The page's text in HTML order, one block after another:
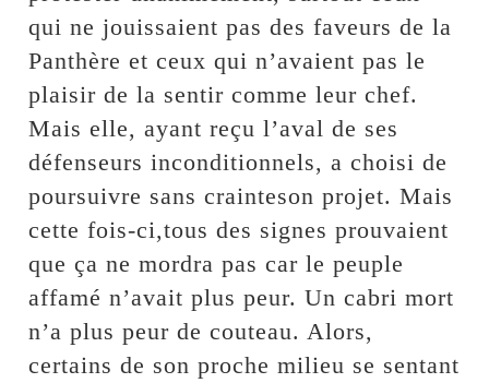
qui ne jouissaient pas des faveurs de la
Panthère et ceux qui n’avaient pas le
plaisir de la sentir comme leur chef.
Mais elle, ayant reçu l’aval de ses
défenseurs inconditionnels, a choisi de
poursuivre sans crainteson projet. Mais
cette fois-ci,tous des signes prouvaient
que ça ne mordra pas car le peuple
affamé n’avait plus peur. Un cabri mort
n’a plus peur de couteau. Alors,
certains de son proche milieu se sentant